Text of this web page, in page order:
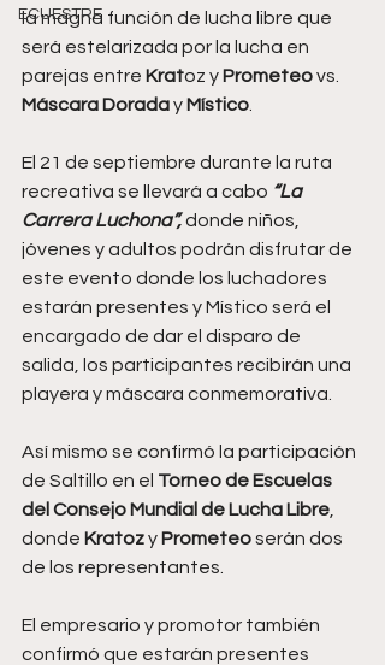
ECUESTRE
la magna función de lucha libre que
será estelarizada por la lucha en
parejas entre Kratoz y Prometeo vs.
Máscara Dorada y Místico
El 21 de septiembre durante la ruta
recreativa se llevará a cabo “La
Carrera Luchona”, donde niños,
jóvenes y adultos podrán disfrutar de
este evento donde los luchadores
estarán presentes y Místico será el
encargado de dar el disparo de
salida, los participantes recibirán una
playera y máscara conmemorativa.
Así mismo se confirmó la participación
de Saltillo en el Torneo de Escuelas
del Consejo Mundial de Lucha Libre
donde Kratoz y Prometeo serán dos
de los representantes.
El empresario y promotor también
confirmó que estarán presentes